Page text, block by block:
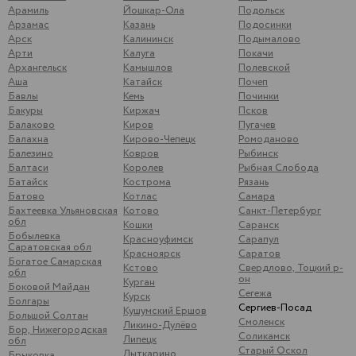
Арамиль
Арзамас
Арск
Арти
Архангельск
Аша
Бавлы
Бакуры
Балаково
Балахна
Балезино
Балтаси
Батайск
Батово
Бахтеевка Ульяновская
обл
Бобылевка
Саратовская обл
Богатое Самарская
обл
Боковой Майдан
Болгары
Большой Солтан
Бор, Нижегородская
обл
Йошкар-Ола
Казань
Калининск
Калуга
Камышлов
Катайск
Кемь
Киржач
Киров
Кирово-Чепецк
Ковров
Королев
Кострома
Котлас
Котово
Кошки
Красноуфимск
Красноярск
Кстово
Курган
Курск
Кушумский Ершов
Ликино-Дулёво
Липецк
Подольск
Подосинки
Подымалово
Покачи
Полевской
Почеп
Починки
Псков
Пугачев
Ромоданово
Рыбинск
Рыбная Слобода
Рязань
Самара
Санкт-Петербург
Саранск
Сарапул
Саратов
Свердлово, Тоцкий р-
он
Сегежа
Сергиев-Посад
Смоленск
Соликамск
Старый Оскол